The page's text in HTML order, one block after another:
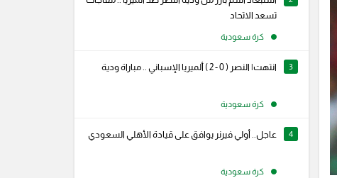
تسعد الاتحاد
كرة سعودية
3 انتهت| النصر ( 0 - 2 ) ألميريا الإسباني .. مباراة ودية
كرة سعودية
4 عاجل.. أولي فيرنر يوافق على قيادة الأهلي السعودي
كرة سعودية